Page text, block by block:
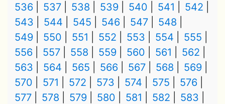
536
537 538 539 540 541
542
543
544 545 546 547
548
549
550 551 552 553 554
555
556
557 558 559 560 561
562
563
564 565 566 567 568
569
570
571 572 573 574 575
576
577
578 579 580 581 582
583